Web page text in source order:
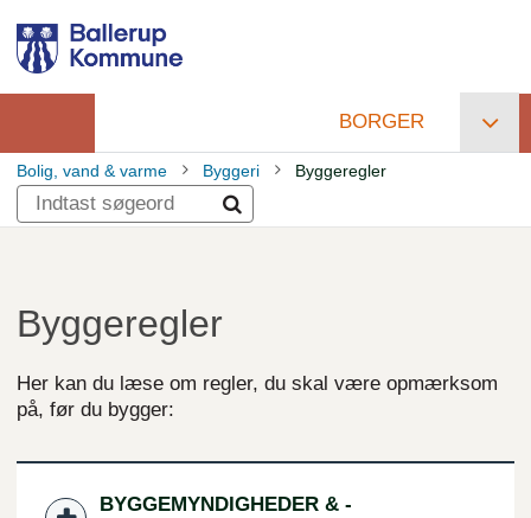
hovedindhold
Primær
navigation
BORGER
Brødkrumme
Bolig, vand & varme Byggeri Byggeregler
Byggeregler
Her kan du læse om regler, du skal være opmærksom
på, før du bygger:
BYGGEMYNDIGHEDER & -